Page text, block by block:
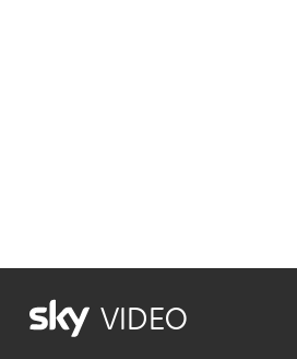
VIDEO